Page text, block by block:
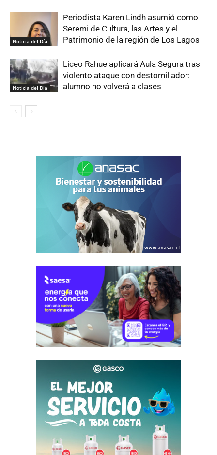
Noticia del Día
Periodista Karen Lindh asumió como
Seremi de Cultura, las Artes y el
Patrimonio de la región de Los Lagos
Noticia del Día
Liceo Rahue aplicará Aula Segura tras
violento ataque con destornillador:
alumno no volverá a clases